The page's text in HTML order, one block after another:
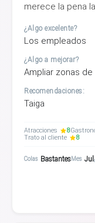
merece la pena
¿Algo excelente?
Los empleados
¿Algo a mejorar?
Ampliar zonas de
Recomendaciones:
Taiga
Atracciones 8
Trato al cliente
8
Colas BastantesMes Jul